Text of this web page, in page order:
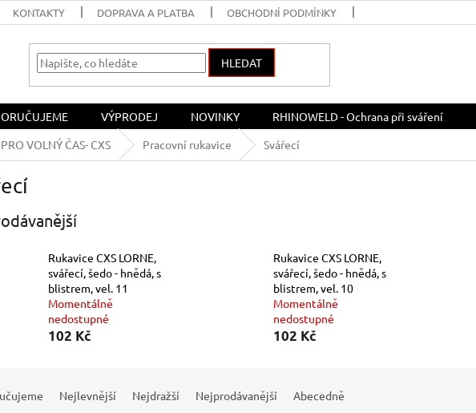
KONTAKTY DOPRAVA A PLATBA OBCHODNÍ PODMÍNKY
HLEDAT
VÝPRODEJ NOVINKY RHINOWELD - Ochrana při sváření
VOLNÝ ČAS- CXS Pracovní rukavice Svářecí
Rukavice CXS LORNE,
svářecí, šedo - hnědá, s
blistrem, vel. 11
Momentálně
nedostupné
102 Kč
Rukavice CXS LORNE,
svářecí, šedo - hnědá, s
blistrem, vel. 10
Momentálně
nedostupné
102 Kč
Nejlevnější Nejdražší Nejprodávanější Abecedně